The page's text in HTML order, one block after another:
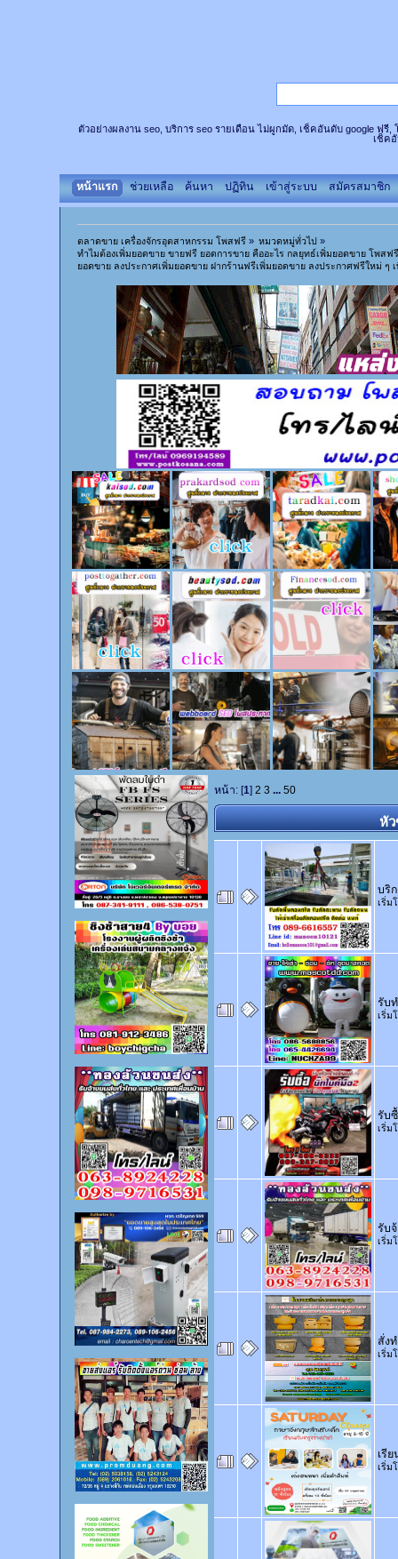
ตัวอย่างผลงาน seo, บริการ seo รายเดือน ไม่ผูกมัด, เช็คอันดับ google ฟรี,
เช็ค
หน้าแรก ช่วยเหลือ ค้นหา ปฏิทิน เข้าสู่ระบบ สมัครสมาชิก
ตลาดขาย เครื่องจักรอุตสาหกรรม โพสฟรี» หมวดหมู่ทั่วไป »
ทำไมต้องเพิ่มยอดขาย ขายฟรี ยอดการขาย คืออะไร กลยุทธ์เพิ่มยอดขาย โพ
ยอดขาย ลงประกาศเพิ่มยอดขาย ฝากร้านฟรีเพิ่มยอดขาย ลงประกาศฟรีใหม่ ๆ
หน้า: [1] 2 3 ... 50
หั
บริ
เริ่ม
รับ
เริ่ม
รับ
เริ่ม
รับ
เริ่ม
สั่ง
เริ่ม
เรี
เริ่ม